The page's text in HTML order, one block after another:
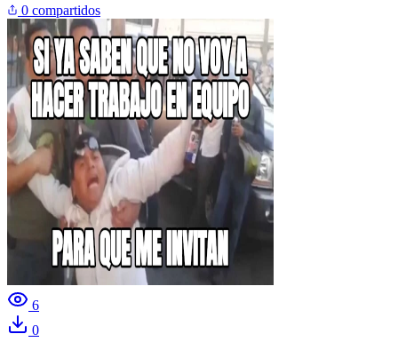
0 compartidos
6
0